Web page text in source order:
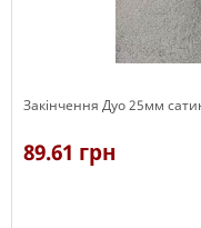
Закінчення Дуо 25мм
89.61 грн